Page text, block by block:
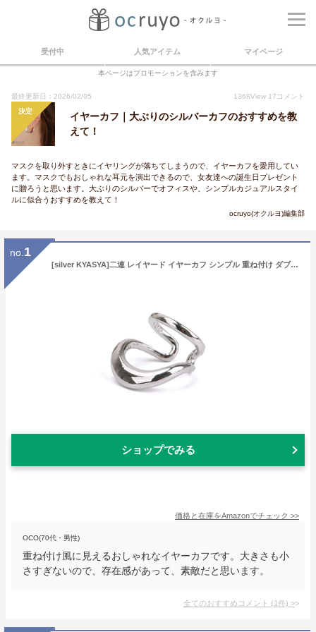
受付中 人気アイテム マイページ
本ページはプロモーションを含みます
最終更新日：2026/02/05 1368View 17 コメント
決定
イヤーカフ｜大ぶりのシルバーカフのおすすめを教
えて！
マスクを取り外すときにイヤリングが落ちてしまうので、イヤーカフを愛用してい
ます。マスクでもおしゃれな耳元を演出できるので、女友達への誕生日プレゼント
に贈ろうと思います。大ぶりのシルバーでオフィスや、シンプルカジュアルスタイ
ルに似合うおすすめを教えて！
ocruyo(オクルヨ)編集部
no. 1
[silver KYASYA]二連 レイヤード イヤーカフ シンプル 重ね付け ダブルライン レディース シルバー925 18k18金 耳の穴いらない イヤークリップ シルバー ゴールド 金属アレルギー対応 片耳用 (シルバー)
ショップでみる
価格と在庫をAmazonでチェック >>
OCO(70代・男性)
重ね付け風に見えるおしゃれなイヤーカフです。大きさも小
さすぎないので、存在感があって、素敵だと思います。
全てのおすすめコメント (1件) >